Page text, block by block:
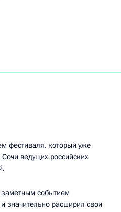
фестиваля, который уже
ведущих российских
заметным событием
значительно расширил свои